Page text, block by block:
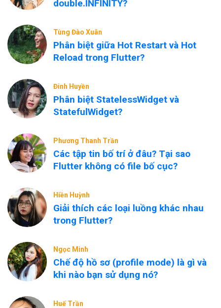
double.INFINITY?
Tùng Đào Xuân
Phân biệt giữa Hot Restart và Hot
Reload trong Flutter?
Đinh Huyền
Phân biệt StatelessWidget và
StatefulWidget?
Phương Thanh Trần
Các tập tin bố trí ở đâu? Tại sao
Flutter không có file bố cục?
Hiền Huỳnh
Giải thích các loại luồng khác nhau
trong Flutter?
Ngọc Minh
Chế độ hồ sơ (profile mode) là gì và
khi nào bạn sử dụng nó?
Huế Trần